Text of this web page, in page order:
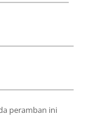
peramban ini